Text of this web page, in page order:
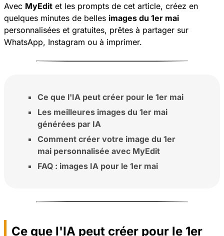
Avec MyEdit et les prompts de cet article, créez en
quelques minutes de belles images du 1er mai
personnalisées et gratuites, prêtes à partager sur
WhatsApp, Instagram ou à imprimer.
Ce que l'IA peut créer pour le 1er mai
Les meilleures images du 1er mai
générées par IA
Comment créer votre image du 1er
mai personnalisée avec MyEdit
FAQ : images IA pour le 1er mai
Ce que l'IA peut créer pour le 1er